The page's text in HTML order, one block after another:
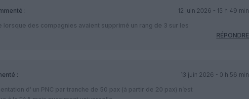
:
12 juin 2026 - 15 h 49 min
lorsque des compagnies avaient supprimé un rang de 3 sur les
RÉPONDRE
:
13 juin 2026 - 0 h 56 min
d’ un PNC par tranche de 50 pax (à partir de 20 pax) n’est